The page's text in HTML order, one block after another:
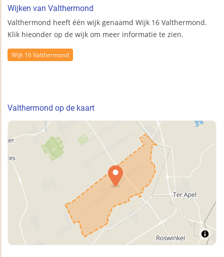
Wijken van Valthermond
Valthermond heeft één wijk genaamd Wijk 16 Valthermond.
Klik hieonder op de wijk om meer informatie te zien.
Wijk 16 Valthermond
Valthermond op de kaart